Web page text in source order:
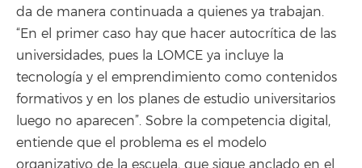
da de manera continuada a quienes ya trabajan.
“En el primer caso hay que hacer autocrítica de las
universidades, pues la LOMCE ya incluye la
tecnología y el emprendimiento como contenidos
formativos y en los planes de estudio universitarios
luego no aparecen”. Sobre la competencia digital,
entiende que el problema es el modelo
organizativo de la escuela, que sigue anclado en el